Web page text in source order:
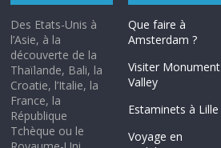
Des Etats-Unis à
l’Asie, à la
découverte de la
Thaïlande, Bali, la
Croatie, l’Italie, la
France, la
République
Tchèque ou le
Que faire à
Amsterdam ?
Visiter Monument
Valley
Estaminets à Lille
Voyage en